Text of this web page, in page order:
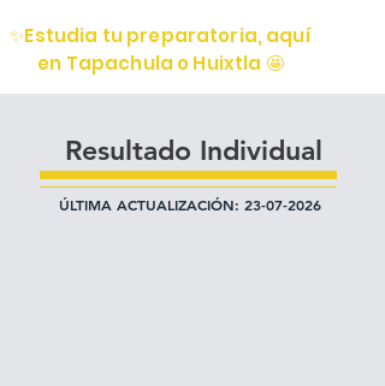
✨Estudia tu preparatoria, aquí
en Tapachula o Huixtla 🤩
Resultado Individual
ÚLTIMA ACTUALIZACIÓN: 23-07-2026